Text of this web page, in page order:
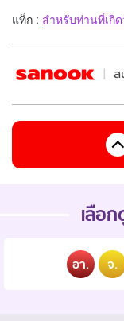
แท็ก : สำหรับท่านที่เกิ
ส
เลือ
อา. จ.